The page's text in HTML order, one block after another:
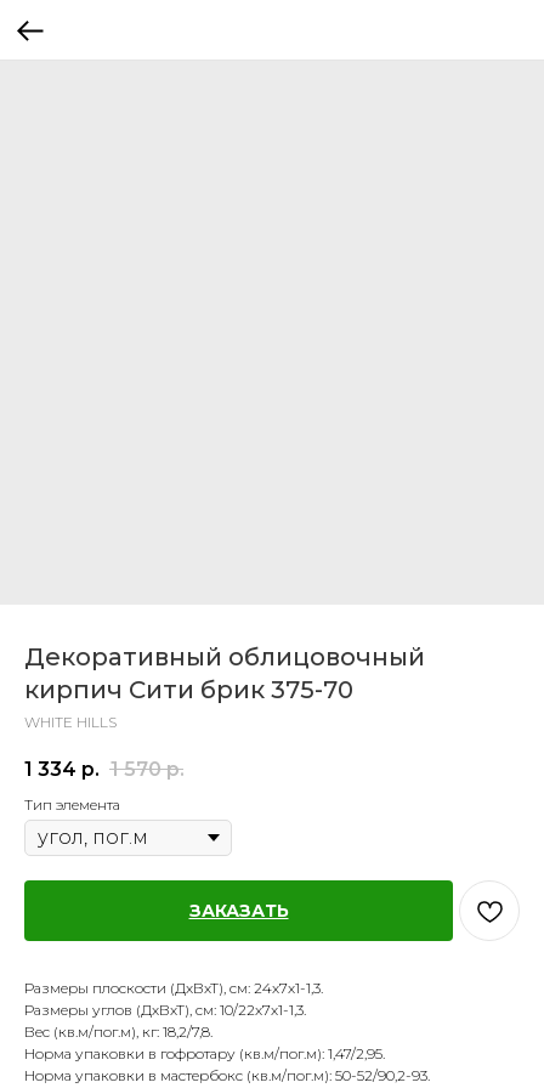
Декоративный облицовочный
кирпич Сити брик 375-70
WHITE HILLS
1 334 р. 1 570 р.
Тип элемента
ЗАКАЗАТЬ
Размеры плоскости (ДхВхТ), см: 24х7х1-1,3.
Размеры углов (ДхВхТ), см: 10/22х7х1-1,3.
Вес (кв.м/пог.м), кг: 18,2/7,8.
Норма упаковки в гофротару (кв.м/пог.м): 1,47/2,95.
Норма упаковки в мастербокс (кв.м/пог.м): 50-52/90,2-93.